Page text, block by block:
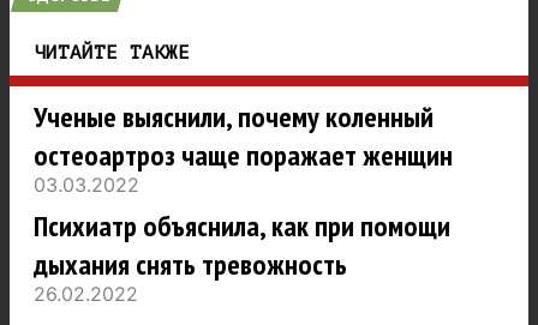
ЧИТАЙТЕ ТАКЖЕ
Ученые выяснили, почему коленный
остеоартроз чаще поражает женщин
03.03.2022
Психиатр объяснила, как при помощи
дыхания снять тревожность
26.02.2022